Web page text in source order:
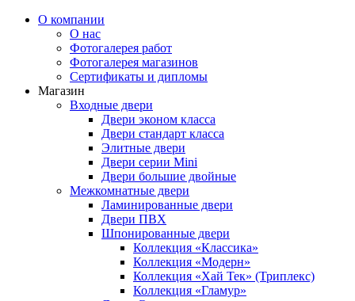
О компании
О нас
Фотогалерея работ
Фотогалерея магазинов
Сертификаты и дипломы
Магазин
Входные двери
Двери эконом класса
Двери стандарт класса
Элитные двери
Двери серии Mini
Двери большие двойные
Межкомнатные двери
Ламинированные двери
Двери ПВХ
Шпонированные двери
Коллекция «Классика»
Коллекция «Модерн»
Коллекция «Хай Тек» (Триплекс)
Коллекция «Гламур»